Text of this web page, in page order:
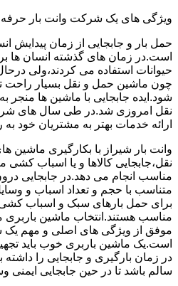
ویژگی های یک شرکت وانت بار
حمل بار و جابجایی از زمان پیدایش
است.در زمان های گذشته انسان ها
حیوانات استفاده می کردند،ولی
چون ماشین حمل و نقل بسیار راحت
شود.ایده جابجایی با ماشین ها
نقل امروزی شد.در طی سال های
ارائه خدمات بهتر به مشتریان خود به
وانت بار شیراز با بکارگیری ماشین
نقل،جابجایی کالاها و یا اسباب کشی
مناسب انجام می دهد.در جابجایی
متناسب با حجم و تعداد اسباب و
برای حمل بارهای سبک و اسباب کشی
مناسب هستند.انتخاب ماشین
موفق از ویژگی های اصلی و مهم
است.یک ماشین باربری خوب باید
در زمان بارگیری و جابجایی را داشته
سالم باشد تا در حین جابجایی ایمنی